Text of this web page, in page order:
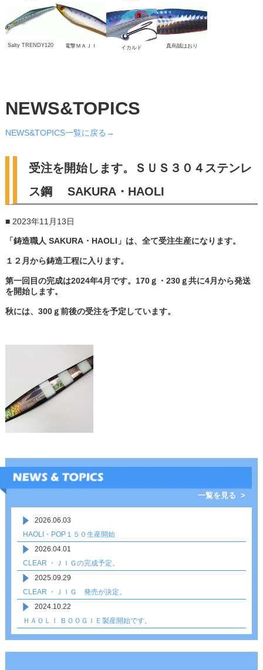
Salty TRENDY120 電撃ＭＡＪＩ イカルド 真烏賊はおり
NEWS&TOPICS
NEWS&TOPICS一覧に戻る→
受注を開始します。ＳＵＳ３０４ステンレ
ス鋼 SAKURA・HAOLI
■ 2023年11月13日
「鋳造職人 SAKURA・HAOLI」は、 全て受注生産になります。
１２月から鋳造工程に入ります。
第一回目の完成は2024年4月です。170ｇ・230ｇ共に4月から発送
を開始します。
秋には、300ｇ前後の受注を予定しています。
一覧を見る >
2026.06.03
HAOLI・POP１５０生産開始
2026.04.01
CLEAR ・ＪＩＧの完成予定。
2025.09.29
CLEAR ・ＪＩＧ 発売が決定。
2024.10.22
ＨＡＯＬＩ ＢＯＯＧＩＥ製産開始です。